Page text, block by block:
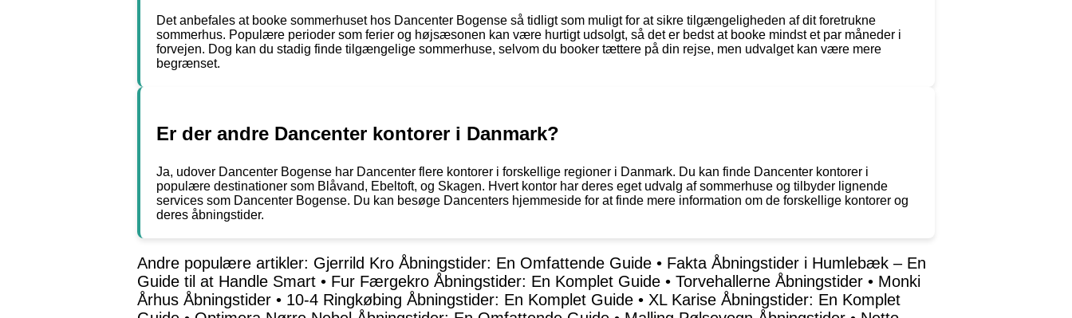
Det anbefales at booke sommerhuset hos Dancenter Bogense så tidligt som muligt for at sikre tilgængeligheden af dit foretrukne
sommerhus. Populære perioder som ferier og højsæsonen kan være hurtigt udsolgt, så det er bedst at booke mindst et par måneder i
forvejen. Dog kan du stadig finde tilgængelige sommerhuse, selvom du booker tættere på din rejse, men udvalget kan være mere
begrænset.
Er der andre Dancenter kontorer i Danmark?
Ja, udover Dancenter Bogense har Dancenter flere kontorer i forskellige regioner i Danmark. Du kan finde Dancenter kontorer i
populære destinationer som Blåvand, Ebeltoft, og Skagen. Hvert kontor har deres eget udvalg af sommerhuse og tilbyder lignende
services som Dancenter Bogense. Du kan besøge Dancenters hjemmeside for at finde mere information om de forskellige kontorer og
deres åbningstider.
Andre populære artikler: Gjerrild Kro Åbningstider: En Omfattende Guide • Fakta Åbningstider i Humlebæk – En
Guide til at Handle Smart • Fur Færgekro Åbningstider: En Komplet Guide • Torvehallerne Åbningstider • Monki
Århus Åbningstider • 10-4 Ringkøbing Åbningstider: En Komplet Guide • XL Karise Åbningstider: En Komplet